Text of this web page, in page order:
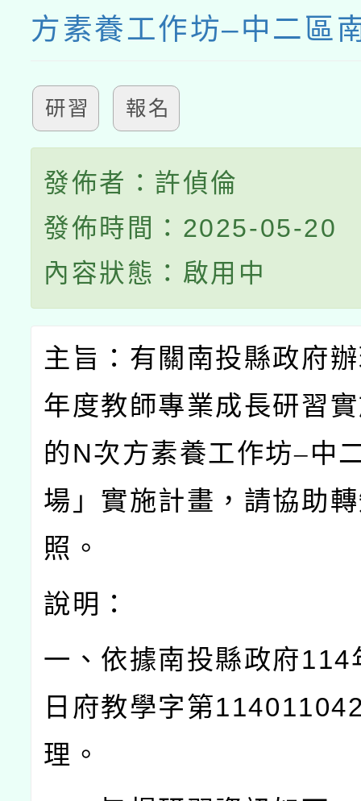
方素養工作坊–中二區
研習 報名
發佈者：許偵倫
發佈時間：2025-05-20
內容狀態：啟用中
主旨：有關南投縣政府
年度教師專業成長研習
的N次方素養工作坊–中
場」實施計畫，請協助
照。
說明：
一、依據南投縣政府114
日府教學字第
理。